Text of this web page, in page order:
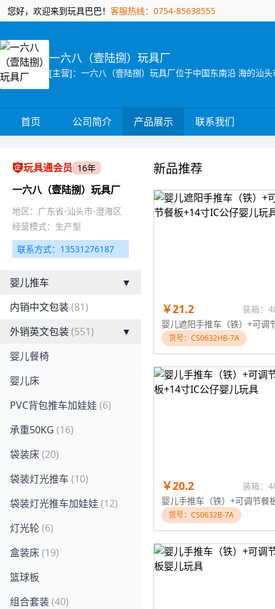
您好，欢迎来到玩具巴巴！ 客服热线：0754-85638555
一六八（壹陆捌）玩具厂
首页 公司简介 产品展示 联系我们
玩具通会员 16年
一六八（壹陆捌）玩具厂
地区：广东省-汕头市-澄海区
经营模式：生产型
联系方式：13531276187
婴儿推车
▼
内销中文包装(81)
外销英文包装(551)
▼
婴儿餐椅
婴儿床
PVC背包推车加娃娃 (6)
承重50KG (16)
袋装床(20)
袋装灯光推车 (10)
袋装灯光推车加娃娃 (12)
灯光轮(6)
盒装床(19)
篮球板
组合套装(40)
新品推荐
￥21.2 装箱：
货号：CS0632HB-7A
￥20.2 装箱：
货号：CS0632B-7A